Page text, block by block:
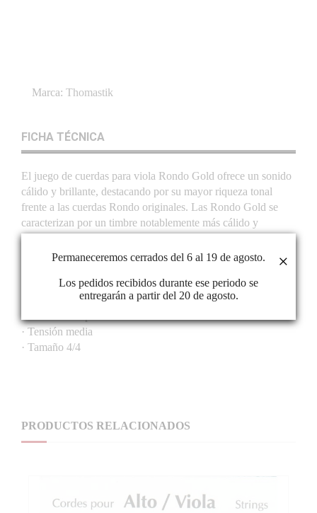
Marca: Thomastik
FICHA TÉCNICA
El juego de cuerdas para viola Rondo Gold ofrece un sonido
cálido y brillante, destacando por su mayor riqueza tonal
frente a las cuerdas Rondo originales. Las Rondo Gold se
caracterizan por un timbre notablemente más cálido y
· RG23 3ª Sol
· Núcleo: Sintético
· Tensión media
· Tamaño 4/4
PRODUCTOS RELACIONADOS
Permaneceremos cerrados del 6 al 19 de agosto.
Los pedidos recibidos durante ese periodo se
entregarán a partir del 20 de agosto.
×